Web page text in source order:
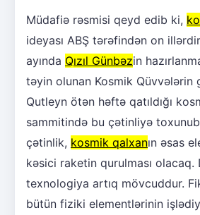
Müdafiə rəsmisi qeyd edib ki,
ideyası ABŞ tərəfindən on illərdir
ayında Qızıl Günbəzin
təyin olunan Kosmik Qüvvələrin
Qutleyn ötən həftə qatıldığı
sammitində bu çətinliyə
çətinlik, kosmik qalxanın əsas
kəsici raketin qurulması olacaq.
texnologiya artıq mövcuddur.
bütün fiziki elementlərinin